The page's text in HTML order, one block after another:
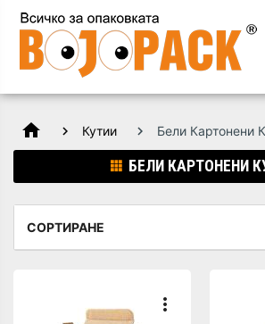
home Кутии Бели Картонени
БЕЛИ КАРТОНЕНИ
СОРТИРАНЕ